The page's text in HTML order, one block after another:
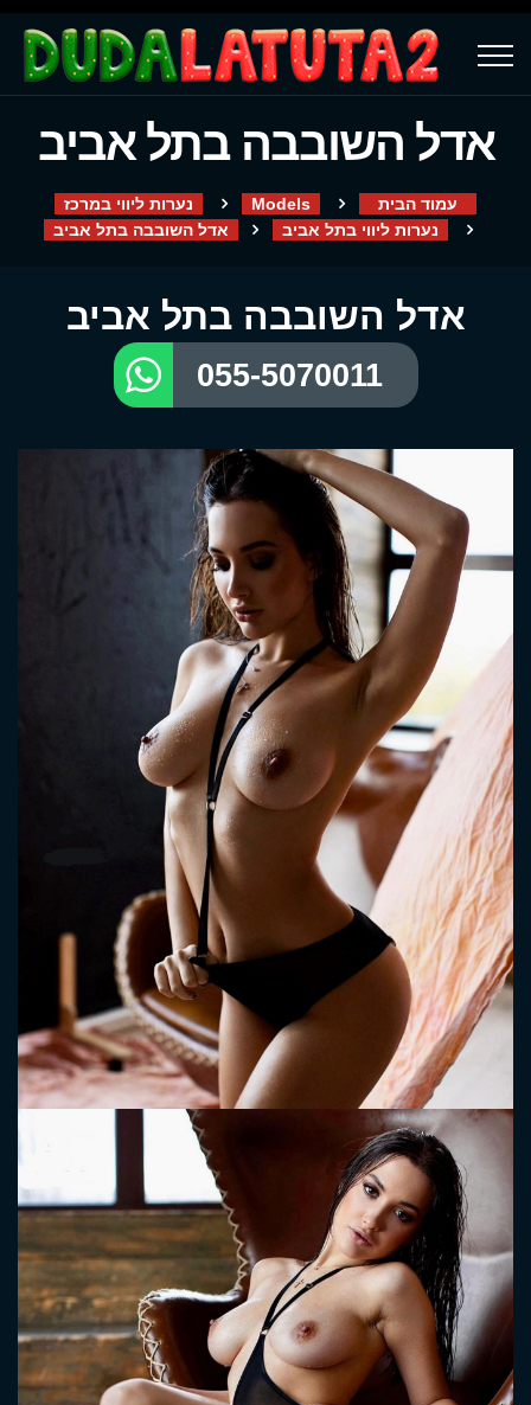
אדל השובבה בתל אביב
עמוד הבית Models
נערות ליווי במרכז
נערות ליווי בתל אביב
אדל השובבה בתל אביב
אדל השובבה בתל אביב
055-5070011